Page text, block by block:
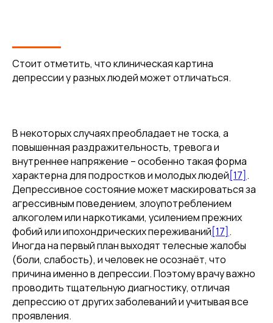
Стоит отметить, что клиническая картина
депрессии у разных людей может отличаться.
В некоторых случаях преобладает не тоска, а
повышенная раздражительность, тревога и
внутреннее напряжение – особенно такая форма
характерна для подростков и молодых людей[17] .
Депрессивное состояние может маскироваться за
агрессивным поведением, злоупотреблением
алкоголем или наркотиками, усилением прежних
фобий или ипохондрических переживаний[17] .
Иногда на первый план выходят телесные жалобы
(боли, слабость), и человек не осознаёт, что
причина именно в депрессии. Поэтому врачу важно
проводить тщательную диагностику, отличая
депрессию от других заболеваний и учитывая все
проявления.